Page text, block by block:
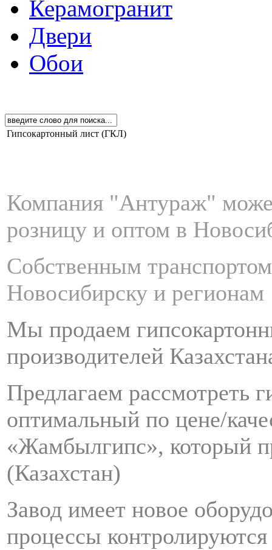
Керамогранит
Двери
Обои
Гипсокартонный лист (ГКЛ)
Компания "Антураж"
розницу и оптом в
Собственным
Новосибирску и регионам
Мы продаем
производителей
Предлагаем рассмотреть
оптимальный по цене/
«Жамбылгипс», который
(Казахстан)
Завод имеет новое
процессы